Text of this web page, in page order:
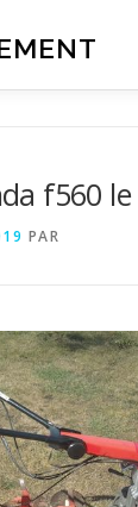
f560 le
PAR